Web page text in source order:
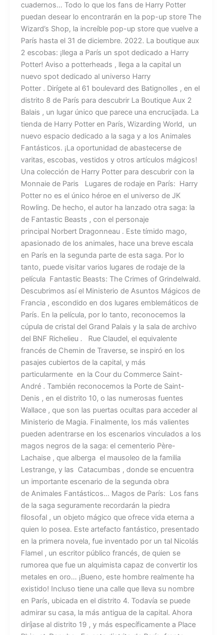
cuadernos… Todo lo que los fans de Harry Potter
puedan desear lo encontrarán en la pop-up store The
Wizard’s Shop, la increíble pop-up store que vuelve a
París hasta el 31 de diciembre. 2022. La boutique aux
2 escobas: ¡llega a París un spot dedicado a Harry
Potter! Aviso a potterheads , llega a la capital un
nuevo spot dedicado al universo Harry
Potter . Dirígete al 61 boulevard des Batignolles , en el
distrito 8 de París para descubrir La Boutique Aux 2
Balais , un lugar único que parece una encrucijada. La
tienda de Harry Potter en París, Wizarding World, un
nuevo espacio dedicado a la saga y a los Animales
Fantásticos. ¡La oportunidad de abastecerse de
varitas, escobas, vestidos y otros artículos mágicos!
Una colección de Harry Potter para descubrir con la
Monnaie de Paris Lugares de rodaje en París: Harry
Potter no es el único héroe en el universo de JK
Rowling. De hecho, el autor ha lanzado otra saga: la
de Fantastic Beasts , con el personaje
principal Norbert Dragonneau . Este tímido mago,
apasionado de los animales, hace una breve escala
en París en la segunda parte de esta saga. Por lo
tanto, puede visitar varios lugares de rodaje de la
película Fantastic Beasts: The Crimes of Grindelwald.
Descubrimos así el Ministerio de Asuntos Mágicos de
Francia , escondido en dos lugares emblemáticos de
París. En la película, por lo tanto, reconocemos la
cúpula de cristal del Grand Palais y la sala de archivo
del BNF Richelieu . Rue Claudel, el equivalente
francés de Chemin de Traverse, se inspiró en los
pasajes cubiertos de la capital, y más
particularmente en la Cour du Commerce Saint-
André . También reconocemos la Porte de Saint-
Denis , en el distrito 10, o las numerosas fuentes
Wallace , que son las puertas ocultas para acceder al
Ministerio de Magia. Finalmente, los más valientes
pueden adentrarse en los escenarios vinculados a los
magos negros de la saga: el cementerio Père-
Lachaise , que alberga el mausoleo de la familia
Lestrange, y las Catacumbas , donde se encuentra
un importante escenario de la segunda obra
de Animales Fantásticos… Magos de París: Los fans
de la saga seguramente recordarán la piedra
filosofal , un objeto mágico que ofrece vida eterna a
quien lo posea. Este artefacto fantástico, presentado
en la primera novela, fue inventado por un tal Nicolás
Flamel , un escritor público francés, de quien se
rumorea que fue un alquimista capaz de convertir los
metales en oro… ¡Bueno, este hombre realmente ha
existido! Incluso tiene una calle que lleva su nombre
en París, ubicada en el distrito 4. Todavía se puede
admirar su casa, la más antigua de la capital. Ahora
diríjase al distrito 19 , y más específicamente a Place